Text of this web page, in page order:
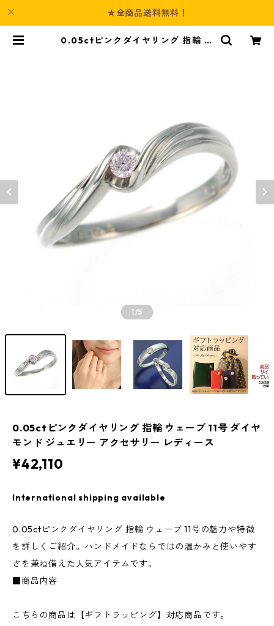
★全商品送料無料！
0.05ctピンクダイヤリング 指輪 ウ
1/5
0.05ctピンクダイヤリング 指輪 ウェーブ 11号 ダイヤ
モンド ジュエリー アクセサリー レディース
¥42,110
International shipping available
0.05ctピンクダイヤリング 指輪 ウェーブ 11号の魅力や特徴
を詳しくご紹介。ハンドメイドならではの温かみと使いやす
さを兼ね備えた人気アイテムです。
■商品内容
こちらの商品は【ギフトラッピング】対応商品です。